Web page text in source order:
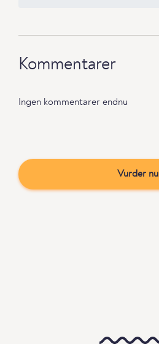
Kommentarer
Ingen kommentarer endnu
Vurder nu